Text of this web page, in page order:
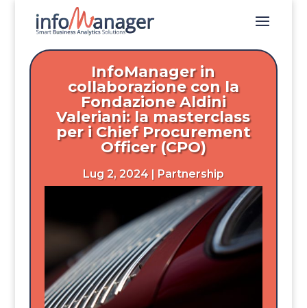
InfoManager in
collaborazione con la
Fondazione Aldini
Valeriani: la masterclass
per i Chief Procurement
Officer (CPO)
Lug 2, 2024| Partnership